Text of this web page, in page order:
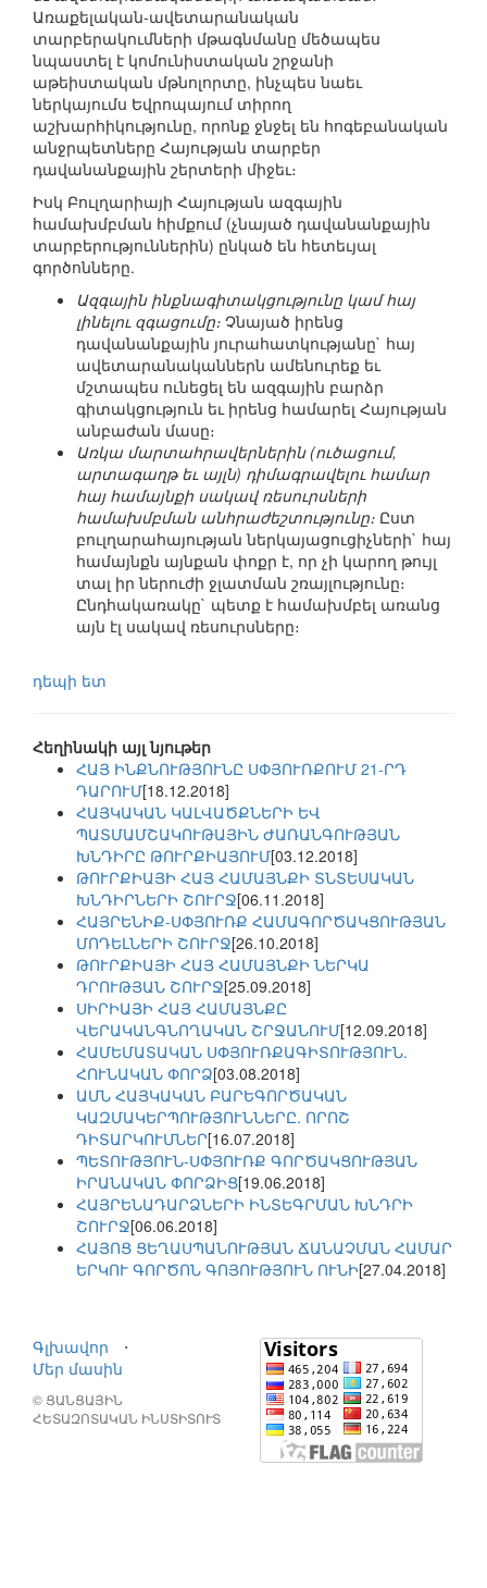
Առաքելական-ավետարանական
տարբերակումների մթագնմանը մեծապես
նպաստել է կոմունիստական շրջանի
աթեիստական մթնոլորտը, ինչպես նաեւ
ներկայումս Եվրոպայում տիրող
աշխարհիկությունը, որոնք ջնջել են հոգեբանական
անջրպետները Հայության տարբեր
դավանանքային շերտերի միջեւ։
Իսկ Բուլղարիայի Հայության ազգային
համախմբման հիմքում (չնայած դավանանքային
տարբերություններին) ընկած են հետեւյալ
գործոնները.
Ազգային ինքնագիտակցությունը կամ հայ
լինելու զգացումը։ Չնայած իրենց
դավանանքային յուրահատկությանը` հայ
ավետարանականներն ամենուրեք եւ
մշտապես ունեցել են ազգային բարձր
գիտակցություն եւ իրենց համարել Հայության
անբաժան մասը։
Առկա մարտահրավերներին (ուծացում,
արտագաղթ եւ այլն) դիմագրավելու համար
հայ համայնքի սակավ ռեսուրսների
համախմբման անհրաժեշտությունը։ Ըստ
բուլղարահայության ներկայացուցիչների` հայ
համայնքն այնքան փոքր է, որ չի կարող թույլ
տալ իր ներուժի ջլատման շռայլությունը։
Ընդհակառակը` պետք է համախմբել առանց
այն էլ սակավ ռեսուրսները։
դեպի ետ
Հեղինակի այլ նյութեր
ՀԱՅ ԻՆՔՆՈՒԹՅՈՒՆԸ ՍՓՅՈՒՌՔՈՒՄ 21-ՐԴ
ԴԱՐՈՒՄ[18.12.2018]
ՀԱՅԿԱԿԱՆ ԿԱԼՎԱԾՔՆԵՐԻ ԵՎ
ՊԱՏՄԱՄՇԱԿՈՒԹԱՅԻՆ ԺԱՌԱՆԳՈՒԹՅԱՆ
ԽՆԴԻՐԸ ԹՈՒՐՔԻԱՅՈՒՄ[03.12.2018]
ԹՈՒՐՔԻԱՅԻ ՀԱՅ ՀԱՄԱՅՆՔԻ ՏՆՏԵՍԱԿԱՆ
ԽՆԴԻՐՆԵՐԻ ՇՈՒՐՋ[06.11.2018]
ՀԱՅՐԵՆԻՔ-ՍՓՅՈՒՌՔ ՀԱՄԱԳՈՐԾԱԿՑՈՒԹՅԱՆ
ՄՈԴԵԼՆԵՐԻ ՇՈՒՐՋ[26.10.2018]
ԹՈՒՐՔԻԱՅԻ ՀԱՅ ՀԱՄԱՅՆՔԻ ՆԵՐԿԱ
ԴՐՈՒԹՅԱՆ ՇՈՒՐՋ[25.09.2018]
ՍԻՐԻԱՅԻ ՀԱՅ ՀԱՄԱՅՆՔԸ
ՎԵՐԱԿԱՆԳՆՈՂԱԿԱՆ ՇՐՋԱՆՈՒՄ[12.09.2018]
ՀԱՄԵՄԱՏԱԿԱՆ ՍՓՅՈՒՌՔԱԳԻՏՈՒԹՅՈՒՆ.
ՀՈՒՆԱԿԱՆ ՓՈՐՁ[03.08.2018]
ԱՄՆ ՀԱՅԿԱԿԱՆ ԲԱՐԵԳՈՐԾԱԿԱՆ
ԿԱԶՄԱԿԵՐՊՈՒԹՅՈՒՆՆԵՐԸ. ՈՐՈՇ
ԴԻՏԱՐԿՈՒՄՆԵՐ[16.07.2018]
ՊԵՏՈՒԹՅՈՒՆ-ՍՓՅՈՒՌՔ ԳՈՐԾԱԿՑՈՒԹՅԱՆ
ԻՐԱՆԱԿԱՆ ՓՈՐՁԻՑ[19.06.2018]
ՀԱՅՐԵՆԱԴԱՐՁՆԵՐԻ ԻՆՏԵԳՐՄԱՆ ԽՆԴՐԻ
ՇՈՒՐՋ[06.06.2018]
ՀԱՅՈՑ ՑԵՂԱՍՊԱՆՈՒԹՅԱՆ ՃԱՆԱՉՄԱՆ ՀԱՄԱՐ
ԵՐԿՈՒ ԳՈՐԾՈՆ ԳՈՅՈՒԹՅՈՒՆ ՈՒՆԻ[27.04.2018]
Գլխավոր
⋅
Մեր մասին
© ՑԱՆՑԱՅԻՆ
ՀԵՏԱԶՈՏԱԿԱՆ ԻՆՍՏԻՏՈՒՏ